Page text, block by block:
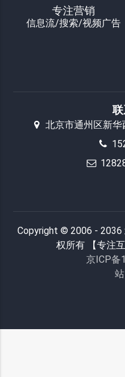
专注营销
信息流/搜索/视频广告
北京市通州区新
Copyright © 2006 - 2036
权所有 【专注
京ICP备